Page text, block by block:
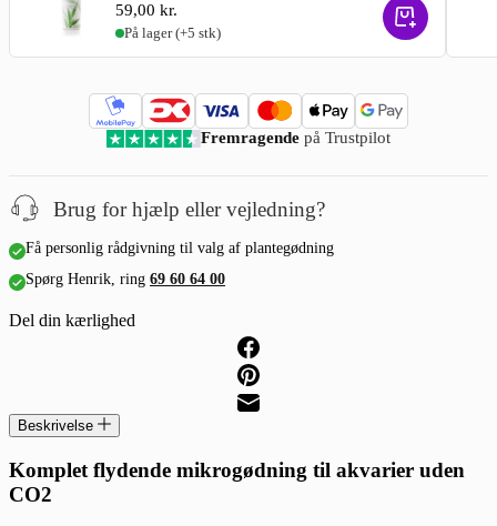
59,00 kr.
På lager(+5 stk)
Fremragende på Trustpilot
Brug for hjælp eller vejledning?
Få personlig rådgivning til valg af plantegødning
Spørg Henrik, ring 69 60 64 00
Del din kærlighed
Beskrivelse
Komplet flydende mikrogødning til akvarier uden
CO2